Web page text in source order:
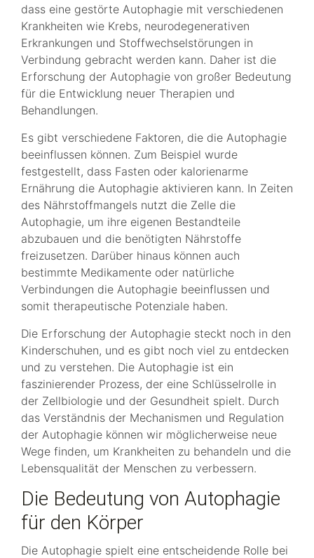
dass eine gestörte Autophagie mit verschiedenen
Krankheiten wie Krebs, neurodegenerativen
Erkrankungen und Stoffwechselstörungen in
Verbindung gebracht werden kann. Daher ist die
Erforschung der Autophagie von großer Bedeutung
für die Entwicklung neuer Therapien und
Behandlungen.
Es gibt verschiedene Faktoren, die die Autophagie
beeinflussen können. Zum Beispiel wurde
festgestellt, dass Fasten oder kalorienarme
Ernährung die Autophagie aktivieren kann. In Zeiten
des Nährstoffmangels nutzt die Zelle die
Autophagie, um ihre eigenen Bestandteile
abzubauen und die benötigten Nährstoffe
freizusetzen. Darüber hinaus können auch
bestimmte Medikamente oder natürliche
Verbindungen die Autophagie beeinflussen und
somit therapeutische Potenziale haben.
Die Erforschung der Autophagie steckt noch in den
Kinderschuhen, und es gibt noch viel zu entdecken
und zu verstehen. Die Autophagie ist ein
faszinierender Prozess, der eine Schlüsselrolle in
der Zellbiologie und der Gesundheit spielt. Durch
das Verständnis der Mechanismen und Regulation
der Autophagie können wir möglicherweise neue
Wege finden, um Krankheiten zu behandeln und die
Lebensqualität der Menschen zu verbessern.
Die Bedeutung von Autophagie
für den Körper
Die Autophagie spielt eine entscheidende Rolle bei